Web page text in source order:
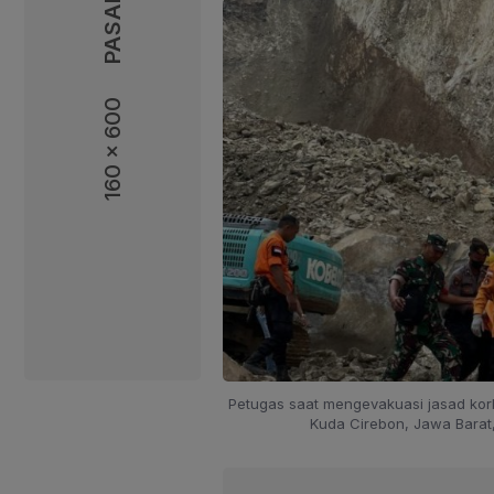
160 x 600
160 x 600
Petugas saat mengevakuasi jasad
Kuda Cirebon, Jawa